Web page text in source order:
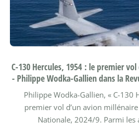
C-130 Hercules, 1954 : le premier
- Philippe Wodka-Gallien dans la
Philippe Wodka-Gallien, « C-130
premier vol d’un avion millénaire
Nationale, 2024/9. Parmi les